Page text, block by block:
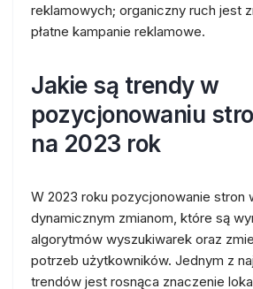
reklamowych; organiczny ruch jest
płatne kampanie reklamowe.
Jakie są trendy w
pozycjonowaniu
na 2023 rok
W 2023 roku pozycjonowanie stron
dynamicznym zmianom, które są
algorytmów wyszukiwarek oraz
potrzeb użytkowników. Jednym z
trendów jest rosnąca znaczenie